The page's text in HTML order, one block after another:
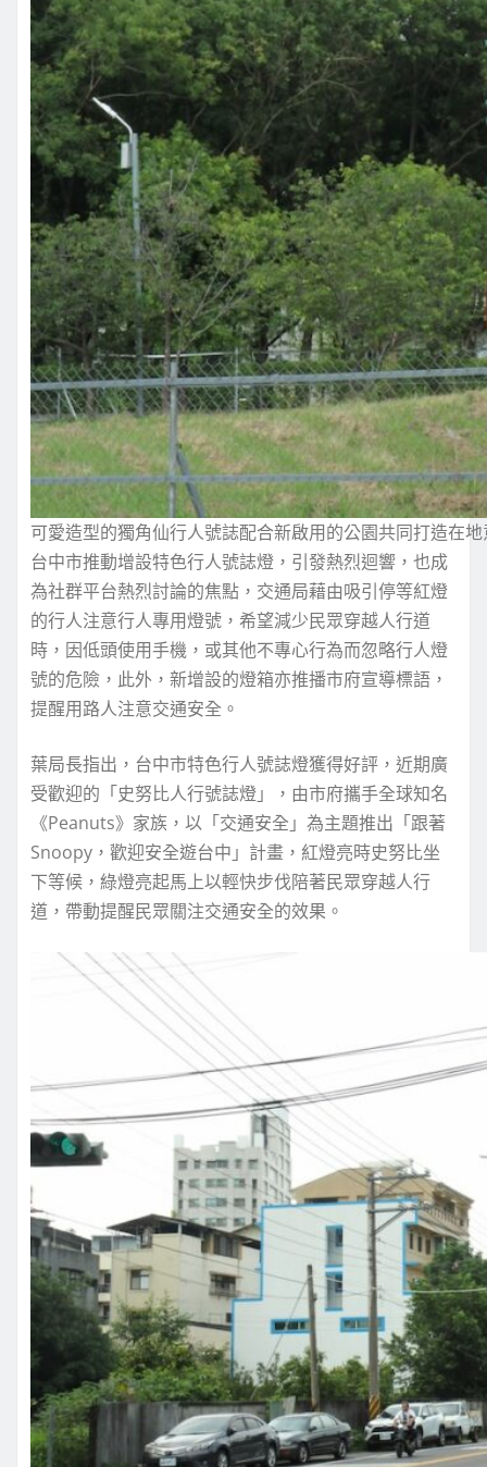
可愛造型的獨角仙行人號誌配合新啟用的公園共同打造在
台中市推動增設特色行人號誌燈，引發熱烈迴響，也成
為社群平台熱烈討論的焦點，交通局藉由吸引停等紅燈
的行人注意行人專用燈號，希望減少民眾穿越人行道
時，因低頭使用手機，或其他不專心行為而忽略行人燈
號的危險，此外，新增設的燈箱亦推播市府宣導標語，
提醒用路人注意交通安全。
葉局長指出，台中市特色行人號誌燈獲得好評，近期廣
受歡迎的「史努比人行號誌燈」，由市府攜手全球知名
《Peanuts》家族，以「交通安全」為主題推出「跟著
Snoopy，歡迎安全遊台中」計畫，紅燈亮時史努比坐
下等候，綠燈亮起馬上以輕快步伐陪著民眾穿越人行
道，帶動提醒民眾關注交通安全的效果。